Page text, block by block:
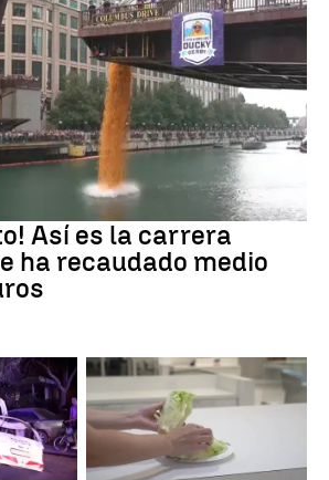
Así es la carrera
ha recaudado medio
Brote